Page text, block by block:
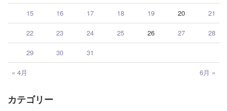
« 4月 6月 »
15 16 17 18 19 20 21
22 23 24 25 26 27 28
29 30 31
カテゴリー